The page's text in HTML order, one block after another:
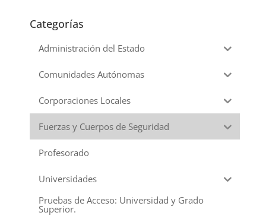
Categorías
Administración del Estado
Comunidades Autónomas
Corporaciones Locales
Fuerzas y Cuerpos de Seguridad
Profesorado
Universidades
Pruebas de Acceso: Universidad y Grado
Superior.